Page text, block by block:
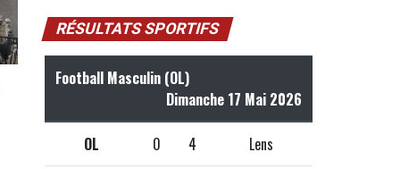
RÉSULTATS SPORTIFS
Football Masculin (OL)
Dimanche 17 Mai 2026
OL 0 4 Lens